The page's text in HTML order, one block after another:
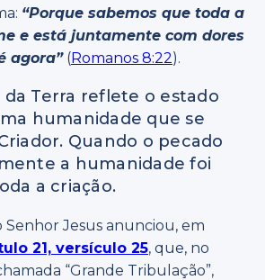
“Porque sabemos que toda a
e está juntamente com dores
agora”(Romanos 8:22).
da Terra reflete o estado
humanidade que se
Quando o pecado
a humanidade foi
a criação.
Senhor Jesus anunciou, em
21, versículo 25, que, no
“Grande Tribulação”,